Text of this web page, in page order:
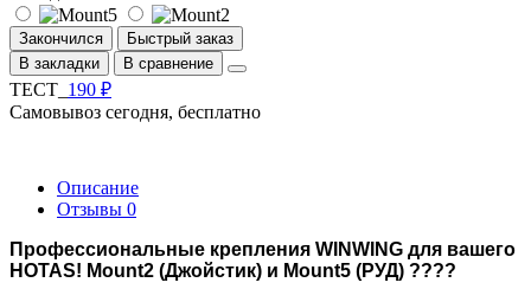
Закончился
Быстрый заказ
В закладки
В сравнение
ТЕСТ_ 190 ₽
Самовывоз сегодня, бесплатно
Описание
Отзывы 0
Профессиональные крепления WINWING для вашего
HOTAS! Mount2 (Джойстик) и Mount5 (РУД) ????